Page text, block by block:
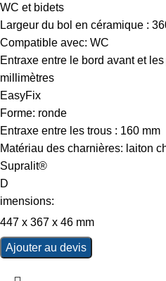
WC et bidets
Largeur du bol en céramique :
Compatible avec: WC
Entraxe entre le bord avant et
millimètres
EasyFix
Forme: ronde
Entraxe entre les trous : 160 mm
Matériau des charnières: laiton
Supralit®
D
imensions:
447 x 367 x 46 mm
Ajouter au devis